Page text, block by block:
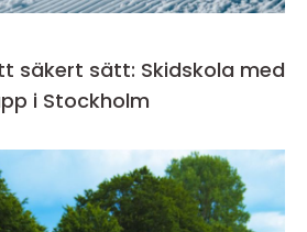
säkert sätt: Skidskola med
i Stockholm